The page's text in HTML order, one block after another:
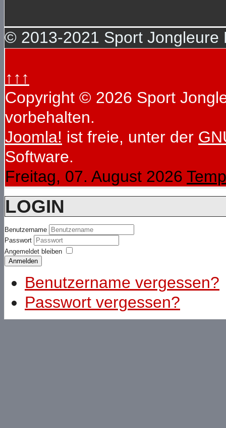
© 2013-2021 Sport Jongleure
↑↑↑
Copyright © 2026 Sport
vorbehalten.
Joomla! ist freie, unter der
Software.
Freitag, 07. August 2026
LOGIN
Benutzername
Passwort
Angemeldet bleiben
Anmelden
Benutzername vergessen?
Passwort vergessen?